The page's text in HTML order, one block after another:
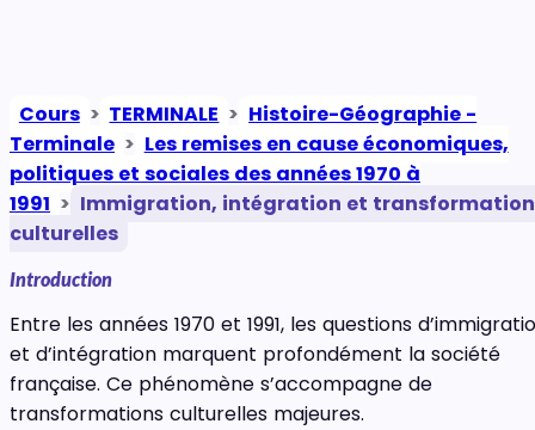
Cours > TERMINALE > Histoire-Géographie -
Terminale > Les remises en cause économiques,
politiques et sociales des années 1970 à
1991 > Immigration, intégration et
culturelles
Introduction
Entre les années 1970 et 1991, les questions
et d’intégration marquent profondément la société
française. Ce phénomène s’accompagne de
transformations culturelles majeures.